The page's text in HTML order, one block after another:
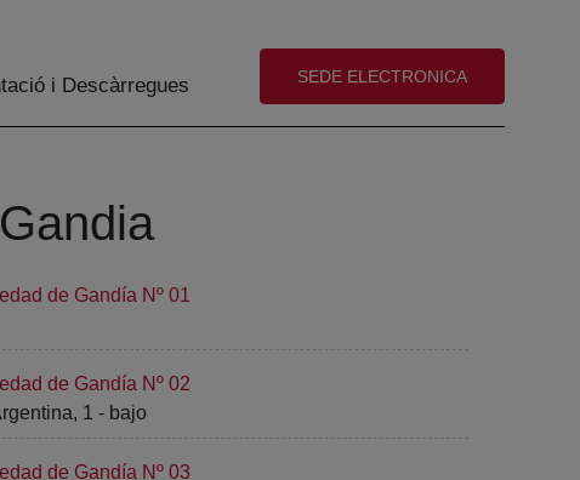
i Descàrregues (abre en nueva ventana)
SEDE ELECTRONICA
de Gandía Nº 01
de Gandía Nº 02
1 - bajo
de Gandía Nº 03